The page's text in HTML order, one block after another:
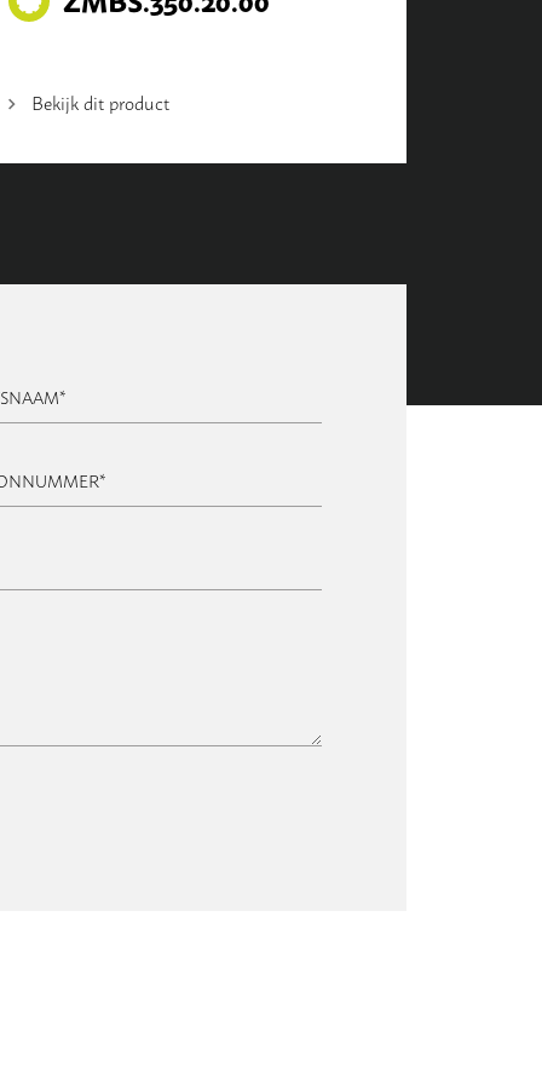
Bekijk dit product
*
*